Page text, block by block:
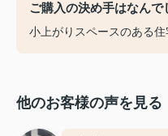
ご購入の決め手はなんで
小上がりスペースのある住
他のお客様の声を見る